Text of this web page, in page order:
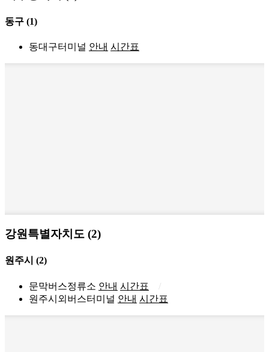
동구 (1)
동대구터미널 안내 시간표
강원특별자치도 (2)
원주시 (2)
문막버스정류소 안내 시간표
원주시외버스터미널 안내 시간표